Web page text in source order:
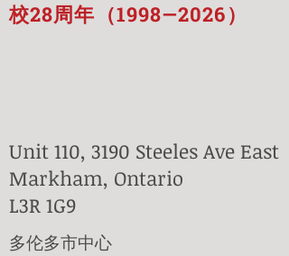
校28周年（1998—2026）
Unit 110, 3190 Steeles Ave East
Markham, Ontario
L3R 1G9
​多伦多市中心